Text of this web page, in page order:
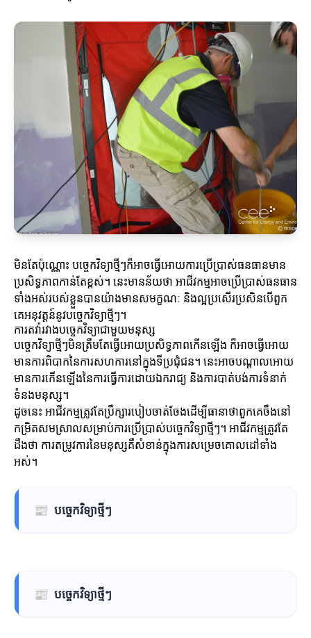
មិនតែប៉ុណ្ណោះ បច្ចេកវិទ្យាថ្មីៗក៏អាចធ្វើអោយការប្រើប្រាស់ធនធានមាន
ប្រសិទ្ធភាពកាន់តែខ្ពស់។ នេះមានន័យថា អាជីវកម្មអាចប្រើប្រាស់ធនធាន
ទាំងអស់របស់ខ្លួនបានយ៉ាងមានសមក្ខណៈ និងល្អប្រសើរប្រសិនបើពួក
គេអនុវត្តន៍នូវបច្ចេកវិទ្យាថ្មីៗ។
ការតវ៉ារវាងបច្ចេកវិទ្យាជាមួយមនុស្ស
បច្ចេកវិទ្យាថ្មីៗមិនត្រឹមតែធ្វើអោយប្រសិទ្ធភាពកើនឡើង ក៏អាចធ្វើអោយ
មានការពិបាកនៃការសហការនៅក្នុងទីប្រជុំជន។ នេះអាចបណ្តាលអោយ
មានការកើនឡើងនៃការធ្វើការដោយឯករាជ្យ និងការបាត់បង់ការទំនាក់
ទំនងមនុស្ស។
ដូចនេះ អាជីវកម្មត្រូវតែប្រឹក្សារបៀបចាត់ចែងដើម្បីធានាថាពួកគេចឹងនៅ
កម្រិតសមស្រាលសម្រាប់ការប្រើប្រាស់បច្ចេកវិទ្យាថ្មីៗ។ អាជីវកម្មត្រូវតែ
ដឹងថា ការតម្រូវការនៃមនុស្សគឺសំខាន់ក្នុងការសម្រេចគោលដៅទាំង
អស់។
📰 បច្ចេកវិទ្យាថ្មីៗ
📰 បច្ចេកវិទ្យាថ្មីៗ